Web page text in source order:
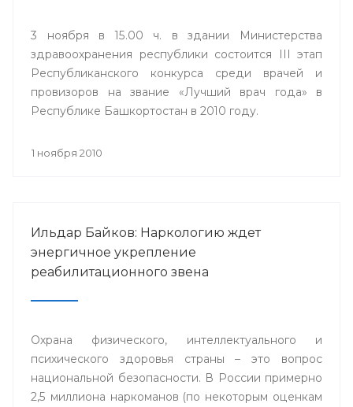
3 ноября в 15.00 ч. в здании Министерства
здравоохранения республики состоится III этап
Республиканского конкурса среди врачей и
провизоров на звание «Лучший врач года» в
Республике Башкортостан в 2010 году.
1 ноября 2010
Ильдар Байков: Наркологию ждет
энергичное укрепление
реабилитационного звена
Охрана физического, интеллектуального и
психического здоровья страны – это вопрос
национальной безопасности. В России примерно
2,5 миллиона наркоманов (по некоторым оценкам